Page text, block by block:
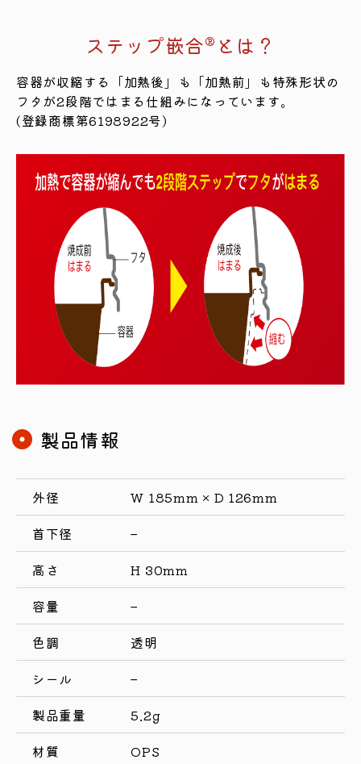
ステップ嵌合®とは？
容器が収縮する「加熱後」も「加熱前」も特殊形状の
フタが2段階ではまる仕組みになっています。
(登録商標第6198922号)
製品情報
外径
W 185mm × D 126mm
首下径
–
高さ
H 30mm
容量
–
色調
透明
シール
–
製品重量
5.2g
材質
OPS